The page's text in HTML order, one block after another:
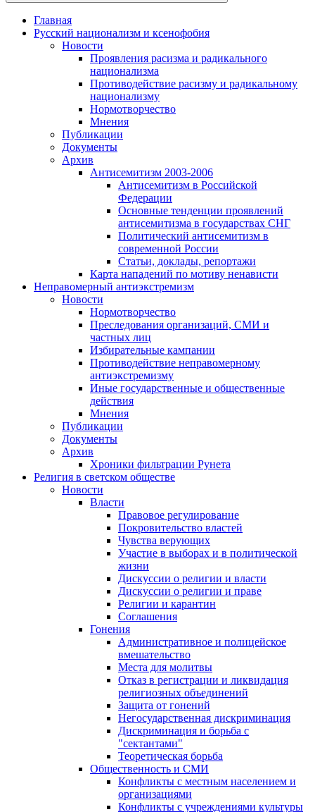
Главная
Русский национализм и ксенофобия
Новости
Проявления расизма и радикального
национализма
Противодействие расизму и радикальному
национализму
Нормотворчество
Мнения
Публикации
Документы
Архив
Антисемитизм 2003-2006
Антисемитизм в Российской
Федерации
Основные тенденции проявлений
антисемитизма в государствах СНГ
Политический антисемитизм в
современной России
Статьи, доклады, репортажи
Карта нападений по мотиву ненависти
Неправомерный антиэкстремизм
Новости
Нормотворчество
Преследования организаций, СМИ и
частных лиц
Избирательные кампании
Противодействие неправомерному
антиэкстремизму
Иные государственные и общественные
действия
Мнения
Публикации
Документы
Архив
Хроники фильтрации Рунета
Религия в светском обществе
Новости
Власти
Правовое регулирование
Покровительство властей
Чувства верующих
Участие в выборах и в политической
жизни
Дискуссии о религии и власти
Дискуссии о религии и праве
Религии и карантин
Соглашения
Гонения
Административное и полицейское
вмешательство
Места для молитвы
Отказ в регистрации и ликвидация
религиозных объединений
Защита от гонений
Негосударственная дискриминация
Дискриминация и борьба с
"сектантами"
Теоретическая борьба
Общественность и СМИ
Конфликты с местным населением и
организациями
Конфликты с учреждениями культуры